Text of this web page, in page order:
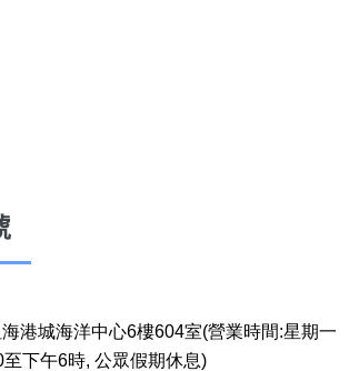
港城海洋中心6樓604室(營業時間:星期一
下午6時, 公眾假期休息)